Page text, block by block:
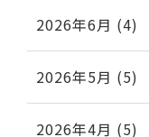
2026年6月 (4)
2026年5月 (5)
2026年4月 (5)